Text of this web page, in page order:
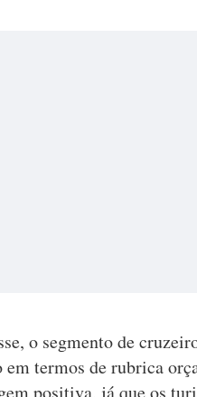
o segmento de
em termos de rubrica